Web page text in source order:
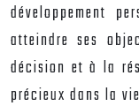
développement
atteindre ses
décision et à la
précieux dans la